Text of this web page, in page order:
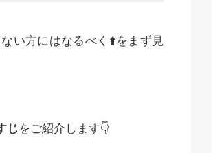
い方にはなるべく⬆️をまず見
じ をご紹介します👇